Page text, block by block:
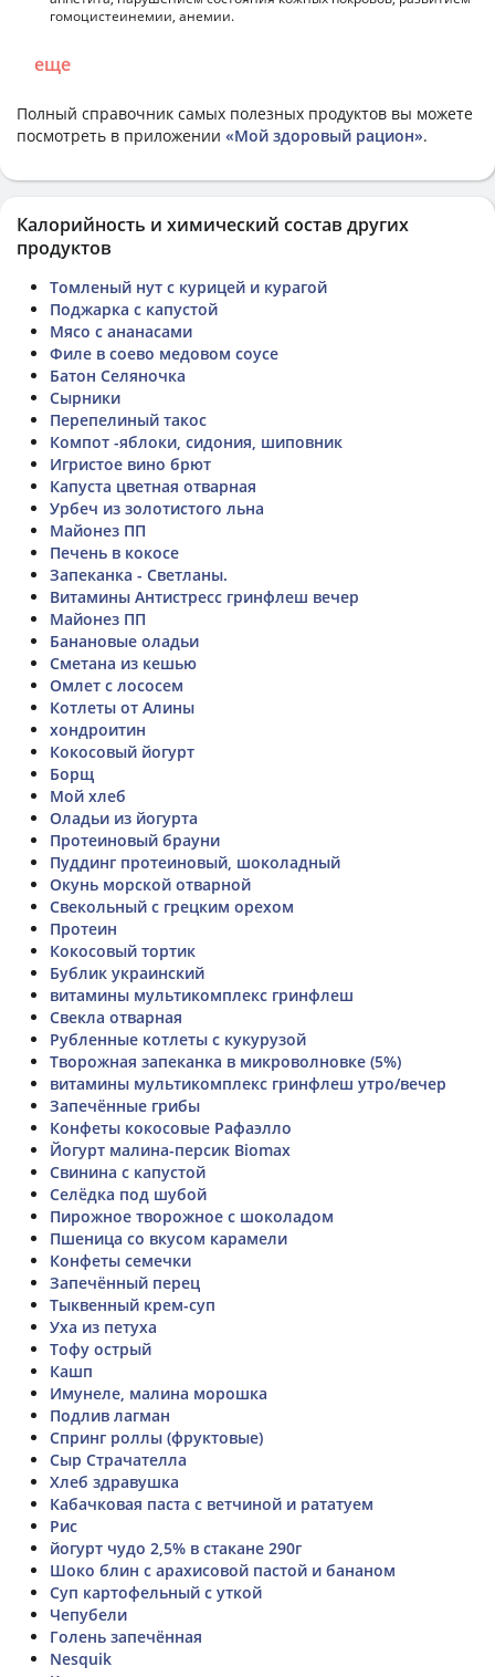
гомоцистеинемии, анемии.
еще
Полный справочник самых полезных продуктов вы можете
посмотреть в приложении «Мой здоровый рацион».
Калорийность и химический состав других
продуктов
Томленый нут с курицей и курагой
Поджарка с капустой
Мясо с ананасами
Филе в соево медовом соусе
Батон Селяночка
Сырники
Перепелиный такос
Компот -яблоки, сидония, шиповник
Игристое вино брют
Капуста цветная отварная
Урбеч из золотистого льна
Майонез ПП
Печень в кокосе
Запеканка - Светланы.
Витамины Антистресс гринфлеш вечер
Майонез ПП
Банановые оладьи
Сметана из кешью
Омлет с лососем
Котлеты от Алины
хондроитин
Кокосовый йогурт
Борщ
Мой хлеб
Оладьи из йогурта
Протеиновый брауни
Пуддинг протеиновый, шоколадный
Окунь морской отварной
Свекольный с грецким орехом
Протеин
Кокосовый тортик
Бублик украинский
витамины мультикомплекс гринфлеш
Свекла отварная
Рубленные котлеты с кукурузой
Творожная запеканка в микроволновке (5%)
витамины мультикомплекс гринфлеш утро/вечер
Запечённые грибы
Конфеты кокосовые Рафаэлло
Йогурт малина-персик Biomax
Свинина с капустой
Селёдка под шубой
Пирожное творожное с шоколадом
Пшеница со вкусом карамели
Конфеты семечки
Запечённый перец
Тыквенный крем-суп
Уха из петуха
Тофу острый
Кашп
Имунеле, малина морошка
Подлив лагман
Спринг роллы (фруктовые)
Сыр Страчателла
Хлеб здравушка
Кабачковая паста с ветчиной и рататуем
Рис
йогурт чудо 2,5% в стакане 290г
Шоко блин с арахисовой пастой и бананом
Суп картофельный с уткой
Чепубели
Голень запечённая
Nesquik